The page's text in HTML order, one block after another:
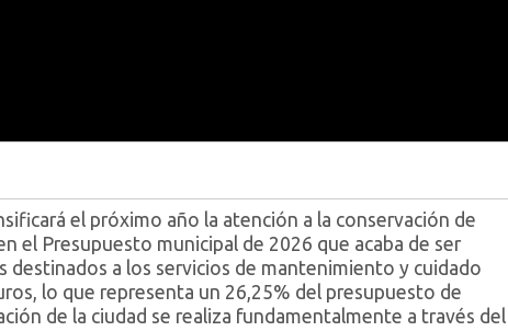
el próximo año la atención a la conservación de
el Presupuesto municipal de 2026 que acaba de ser
destinados a los servicios de mantenimiento y cuidado
lo que representa un 26,25% del presupuesto de
de la ciudad se realiza fundamentalmente a través del